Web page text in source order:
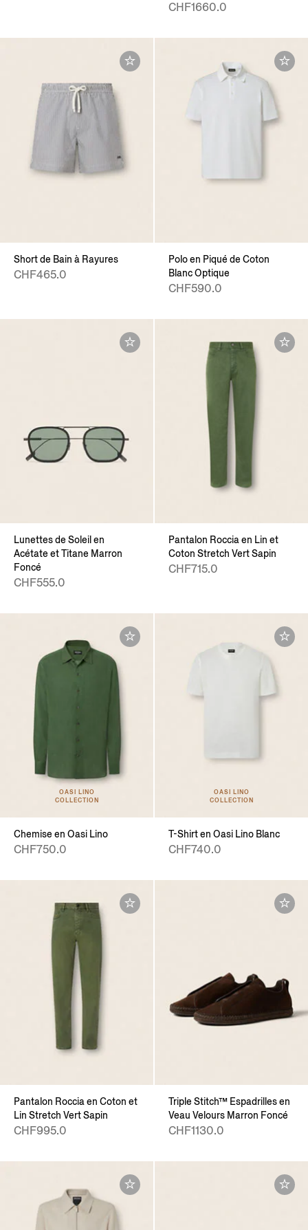
CHF1660.0
Short de Bain à Rayures
CHF465.0
Polo en Piqué de Coton
Blanc Optique
CHF590.0
Lunettes de Soleil en
Acétate et Titane Marron
Foncé
CHF555.0
Pantalon Roccia en Lin et
Coton Stretch Vert Sapin
CHF715.0
OASI LINO
COLLECTION
Chemise en Oasi Lino
CHF750.0
OASI LINO
COLLECTION
T-Shirt en Oasi Lino Blanc
CHF740.0
Pantalon Roccia en Coton et
Lin Stretch Vert Sapin
CHF995.0
Triple Stitch™ Espadrilles en
Veau Velours Marron Foncé
CHF1130.0